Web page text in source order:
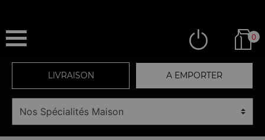
0
LIVRAISON A EMPORTER